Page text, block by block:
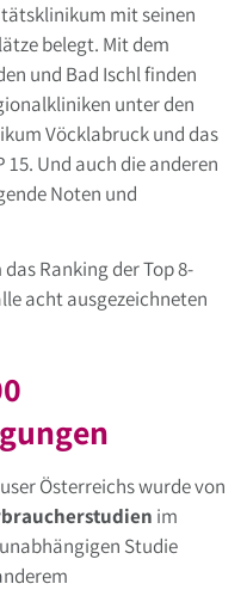
mit seinen
belegt. Mit dem
und Bad Ischl finden
unter den
Vöcklabruck und das
Und auch die anderen
Noten und
Ranking der Top 8-
acht ausgezeichneten
Österreichs wurde von
im
Studie